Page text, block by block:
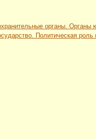
органы. Органы
Политическая